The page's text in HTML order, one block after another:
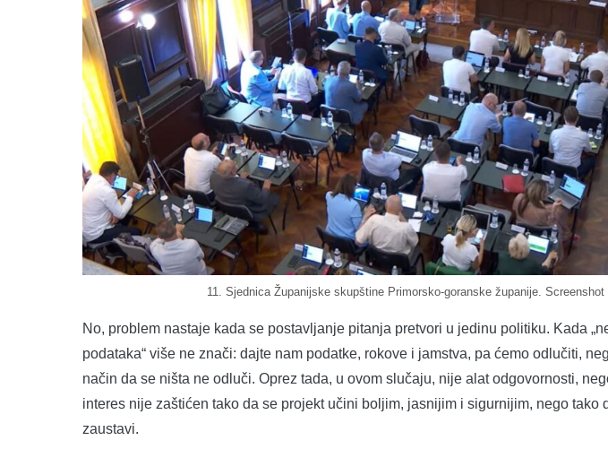
11. Sjednica Županijske skupštine Primorsko-goranske županije. Screenshot
No, problem nastaje kada se postavljanje pitanja pretvori u jedinu politiku. Kada
podataka“ više ne znači: dajte nam podatke, rokove i jamstva, pa ćemo odlučiti,
način da se ništa ne odluči. Oprez tada, u ovom slučaju, nije alat odgovornosti,
interes nije zaštićen tako da se projekt učini boljim, jasnijim i sigurnijim, nego tako
zaustavi.